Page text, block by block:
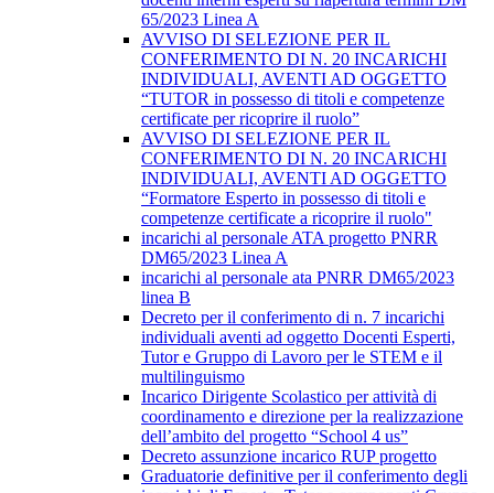
65/2023 Linea A
AVVISO DI SELEZIONE PER IL
CONFERIMENTO DI N. 20 INCARICHI
INDIVIDUALI, AVENTI AD OGGETTO
“TUTOR in possesso di titoli e competenze
certificate per ricoprire il ruolo”
AVVISO DI SELEZIONE PER IL
CONFERIMENTO DI N. 20 INCARICHI
INDIVIDUALI, AVENTI AD OGGETTO
“Formatore Esperto in possesso di titoli e
competenze certificate a ricoprire il ruolo"
incarichi al personale ATA progetto PNRR
DM65/2023 Linea A
incarichi al personale ata PNRR DM65/2023
linea B
Decreto per il conferimento di n. 7 incarichi
individuali aventi ad oggetto Docenti Esperti,
Tutor e Gruppo di Lavoro per le STEM e il
multilinguismo
Incarico Dirigente Scolastico per attività di
coordinamento e direzione per la realizzazione
dell’ambito del progetto “School 4 us”
Decreto assunzione incarico RUP progetto
Graduatorie definitive per il conferimento degli